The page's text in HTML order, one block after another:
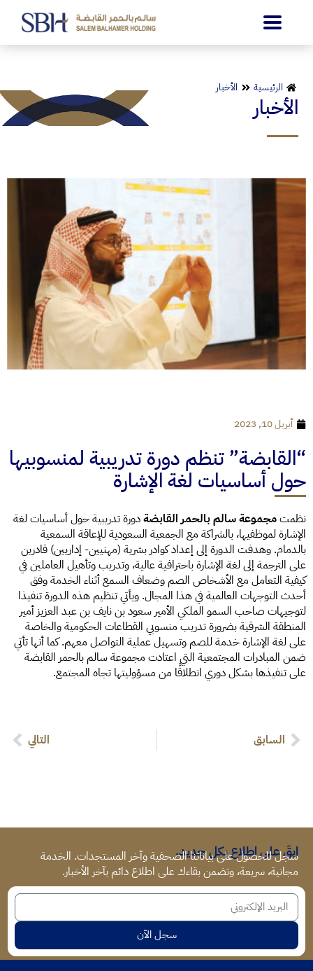
الرئيسية الأخبار
الأخبار
أبريل 10, 2023
“القابضة” تنظم دورة تدريبية لمنسوبيها
حول أساسيات لغة الإشارة
نظمتمجموعة سالم بالحمر القابضةدورة تدريبية حول أساسيات لغة
الإشارة لموظفيها، بالشراكة مع الجمعية السعودية للإعاقة السمعية
بالدمام. وهدفت الدورة إلى إعداد كوادر بشرية (مهنيين- إداريين) قادرين
على الترجمة إلى لغة الإشارة باحترافية عالية، وتدريب وتأهيل العاملين في
كيفية التعامل مع الأشخاص الصم وضعاف السمع أثناء الخدمة وفق
أحدث التوجهات العالمية في هذا المجال. ويأتي تنظيم هذه الدورة تنفيذا
لتوجيهات صاحب السمو الملكي الأمير سعود بن نايف بن عبد العزيز أمير
المنطقة الشرقية بضرورة تدريب منسوبي القطاعات الحكومية والخاصة
على لغة الإشارة خدمة للصم وتسهيل عملية التواصل معهم. كما أنها تأتي
ضمن المبادرات المجتمعية التي اعتادت مجموعة سالم بالحمر القابضة
على تنفيذها بشكل دوري انطلاقًا من مسؤوليتها تجاه المجتمع.
السابق التالي
ابقَ على اطلاع بكل جديد.
سجل للحصول على بياناتنا الصحفية وآخر المستجدات. الخدمة
مجانية، سريعة، وتضمن بقاءك على اطلاع دائم بآخر الأخبار.
سجل الآن